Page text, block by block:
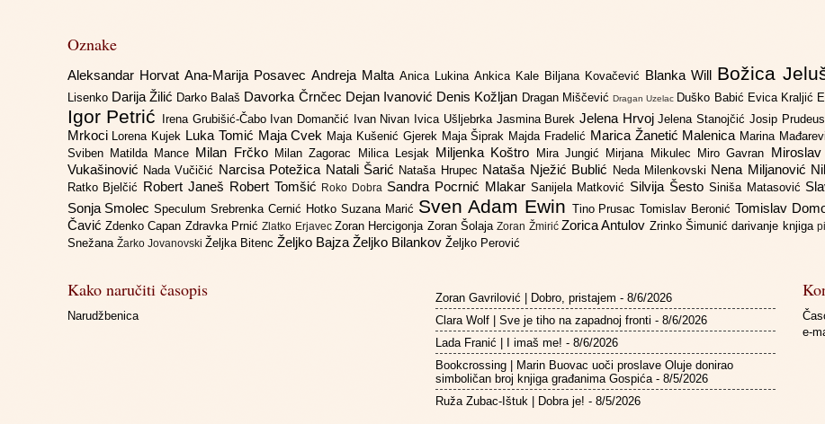
Oznake
Aleksandar Horvat Ana-Marija Posavec Andreja Malta Anica Lukina Ankica Kale Biljana Kovačević Blanka Will Božica
Lisenko Darija Žilić Darko Balaš Davorka Črnčec Dejan Ivanović Denis Kožljan Dragan MiščevićDragan Uzelac Duško Babić Evica Kraljić
Igor Petrić Irena Grubišić-Čabo Ivan Domančić Ivan Nivan Ivica Ušljebrka Jasmina BurekJelena HrvojJelena Stanojčić Josip
Mrkoci Lorena Kujek Luka Tomić Maja Cvek Maja Kušenić Gjerek Maja Šiprak Majda Fradelić Marica Žanetić Malenica Marina
Sviben Matilda Mance Milan Frčko Milan Zagorac Milica Lesjak Miljenka Koštro Mira Jungić Mirjana Mikulec Miro Gavran
Vukašinović Nada Vučičić Narcisa Potežica Natali Šarić Nataša Hrupec Nataša Nježić Bublić Neda Milenkovski Nena Miljanović
Ratko Bjelčić Robert Janeš Robert Tomšić Roko Dobra Sandra Pocrnić Mlakar Sanijela Matković Silvija Šesto Siniša Matasović
Sonja SmolecSpeculumSrebrenka Cernić Hotko Suzana Marić Sven Adam Ewin Tino PrusacTomislav Beronić Tomislav
Čavić Zdenko Capan Zdravka PrnićZlatko Erjavec Zoran Hercigonja Zoran ŠolajaZoran ŽmirićZorica Antulov Zrinko Šimunićdarivanje knjiga
Snežana Žarko Jovanovski Željka Bitenc Željko BajzaŽeljko Bilankov Željko Perović
Kako naručiti časopis
Narudžbenica
Zoran Gavrilović | Dobro, pristajem - 8/6/2026
Clara Wolf | Sve je tiho na zapadnoj fronti - 8/6/2026
Lada Franić | I imaš me! - 8/6/2026
Bookcrossing | Marin Buovac uoči proslave Oluje donirao
simboličan broj knjiga građanima Gospića- 8/5/2026
Ruža Zubac-Ištuk | Dobra je! - 8/5/2026
e-